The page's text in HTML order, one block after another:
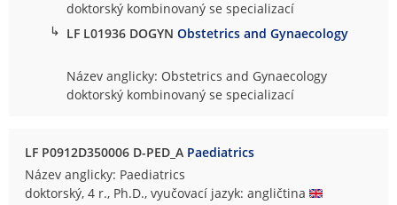
doktorský kombinovaný se specializací
↳ LF L01936 DOGYNObstetrics and Gynaecology
Název anglicky: Obstetrics and Gynaecology
doktorský kombinovaný se specializací
LF P0912D350006 D-PED_A Paediatrics
Název anglicky: Paediatrics
doktorský, 4 r., Ph.D., vyučovací jazyk: angličtina